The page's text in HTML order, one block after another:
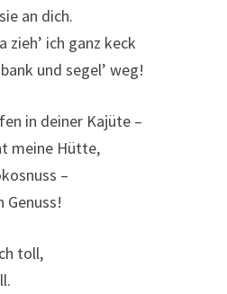
an dich.
ich ganz keck
und segel’ weg!
in deiner Kajüte –
meine Hütte,
–
Genuss!
toll,